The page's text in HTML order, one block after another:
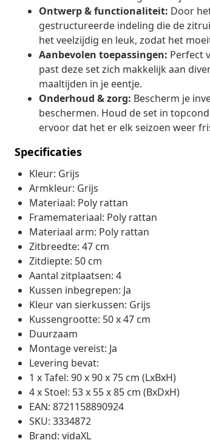
Ontwerp & functionaliteit: Door
gestructureerde indeling die de
het veelzijdig en leuk, zodat het
Aanbevolen toepassingen: Perfect
past deze set zich makkelijk aan
maaltijden in je eentje.
Onderhoud & zorg: Bescherm je
beschermen. Houd de set in
ervoor dat het er elk seizoen weer
Specificaties
Kleur: Grijs
Armkleur: Grijs
Materiaal: Poly rattan
Framemateriaal: Poly rattan
Materiaal arm: Poly rattan
Zitbreedte: 47 cm
Zitdiepte: 50 cm
Aantal zitplaatsen: 4
Kussen inbegrepen: Ja
Kleur van sierkussen: Grijs
Kussengrootte: 50 x 47 cm
Duurzaam
Montage vereist: Ja
Levering bevat:
1 x Tafel: 90 x 90 x 75 cm (LxBxH)
4 x Stoel: 53 x 55 x 85 cm (BxDxH)
EAN: 8721158890924
SKU: 3334872
Brand: vidaXL